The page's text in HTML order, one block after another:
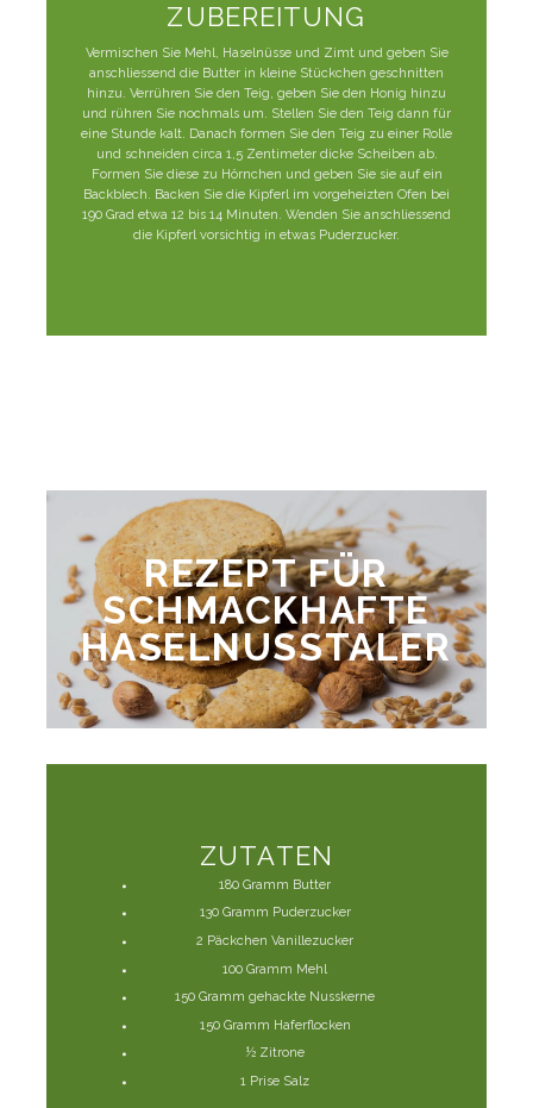
ZUBEREITUNG
Vermischen Sie Mehl, Haselnüsse und Zimt und geben Sie
anschliessend die Butter in kleine Stückchen geschnitten
hinzu. Verrühren Sie den Teig, geben Sie den Honig hinzu
und rühren Sie nochmals um. Stellen Sie den Teig dann für
eine Stunde kalt. Danach formen Sie den Teig zu einer Rolle
und schneiden circa 1,5 Zentimeter dicke Scheiben ab.
Formen Sie diese zu Hörnchen und geben Sie sie auf ein
Backblech. Backen Sie die Kipferl im vorgeheizten Ofen bei
190 Grad etwa 12 bis 14 Minuten. Wenden Sie anschliessend
die Kipferl vorsichtig in etwas Puderzucker.
REZEPT FÜR
SCHMACKHAFTE
HASELNUSSTALER
ZUTATEN
180 Gramm Butter
130 Gramm Puderzucker
2 Päckchen Vanillezucker
100 Gramm Mehl
150 Gramm gehackte Nusskerne
150 Gramm Haferflocken
½ Zitrone
1 Prise Salz